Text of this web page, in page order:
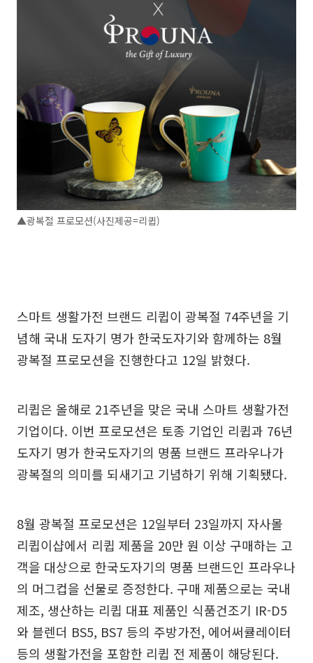
▲광복절 프로모션(사진제공=리큅)
스마트 생활가전 브랜드 리큅이 광복절 74주년을 기
념해 국내 도자기 명가 한국도자기와 함께하는 8월
광복절 프로모션을 진행한다고 12일 밝혔다.
리큅은 올해로 21주년을 맞은 국내 스마트 생활가전
기업이다. 이번 프로모션은 토종 기업인 리큅과 76년
도자기 명가 한국도자기의 명품 브랜드 프라우나가
광복절의 의미를 되새기고 기념하기 위해 기획됐다.
8월 광복절 프로모션은 12일부터 23일까지 자사몰
리큅이샵에서 리큅 제품을 20만 원 이상 구매하는 고
객을 대상으로 한국도자기의 명품 브랜드인 프라우나
의 머그컵을 선물로 증정한다. 구매 제품으로는 국내
제조, 생산하는 리큅 대표 제품인 식품건조기 IR-D5
와 블렌더 BS5, BS7 등의 주방가전, 에어써큘레이터
등의 생활가전을 포함한 리큅 전 제품이 해당된다.